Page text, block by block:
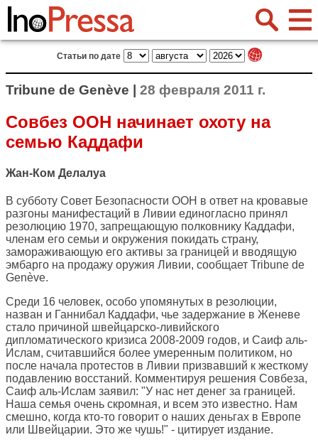
Статьи по дате
Tribune de Genève | 28 февраля 2011 г.
Совбез ООН начинает охоту на
семью Каддафи
Жан-Ком Делалуа
В субботу Совет Безопасности ООН в ответ на кровавые
разгоны манифестаций в Ливии единогласно принял
резолюцию 1970, запрещающую полковнику Каддафи,
членам его семьи и окружения покидать страну,
замораживающую его активы за границей и вводящую
эмбарго на продажу оружия Ливии, сообщает Tribune de
Genève.
Среди 16 человек, особо упомянутых в резолюции,
назван и Ганнибал Каддафи, чье задержание в Женеве
стало причиной швейцарско-ливийского
дипломатического кризиса 2008-2009 годов, и Саиф аль-
Ислам, считавшийся более умеренным политиком, но
после начала протестов в Ливии призвавший к жесткому
подавлению восстаний. Комментируя решения Совбеза,
Саиф аль-Ислам заявил: "У нас нет денег за границей.
Наша семья очень скромная, и всем это известно. Нам
смешно, когда кто-то говорит о наших деньгах в Европе
или Швейцарии. Это же чушь!" - цитирует издание.